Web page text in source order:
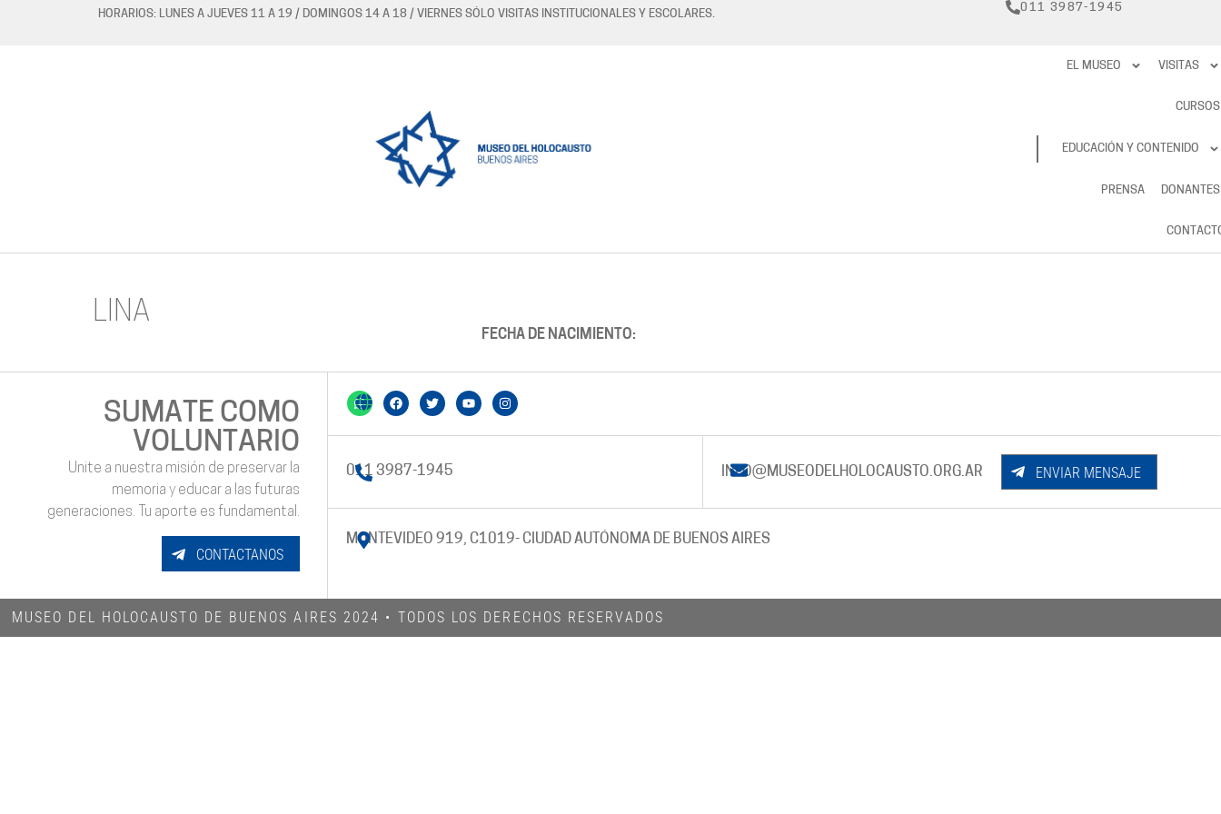
HORARIOS: LUNES A JUEVES 11 A 19 / DOMINGOS 14 A 18 / VIERNES SÓLO VISITAS INSTITUCIONALES Y ESCOLARES.
011 3987-1945
RESERVAS
EL MUSEO VISITAS
CURSOS
EDUCACIÓN Y CONTENIDO
PRENSA DONANTES
LINA
FECHA DE NACIMIENTO:
SUMATE COMO
VOLUNTARIO
Unite a nuestra misión de preservar la
memoria y educar a las futuras
generaciones. Tu aporte es fundamental.
CONTACTANOS
011 3987-1945 INFO@MUSEODELHOLOCAUSTO.ORG.AR ENVIAR MENSAJE
MONTEVIDEO 919, C1019- CIUDAD AUTÓNOMA DE BUENOS AIRES
MUSEO DEL HOLOCAUSTO DE BUENOS AIRES 2024​ • TODOS LOS DERECHOS RESERVADOS